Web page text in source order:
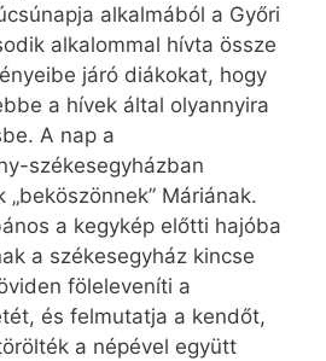
alkalmából a Győri
alkalommal hívta össze
járó diákokat, hogy
a hívek által olyannyira
A nap a
székesegyházban
Máriának.
a kegykép előtti hajóba
a székesegyház kincse
föleleveníti a
és felmutatja a kendőt,
a népével együtt